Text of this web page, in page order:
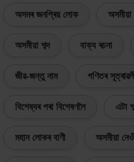
অসমৰ জনপ্ৰিয় লোক অসমীয়া
অসমীয়া শব্দ বাক্য ৰচনা
জীৱ-জন্তু নাম গণিতৰ
বিশেষ্যৰ পৰা বিশেষণলৈ এটা
মহান লোকৰ বাণী অসমীয়া